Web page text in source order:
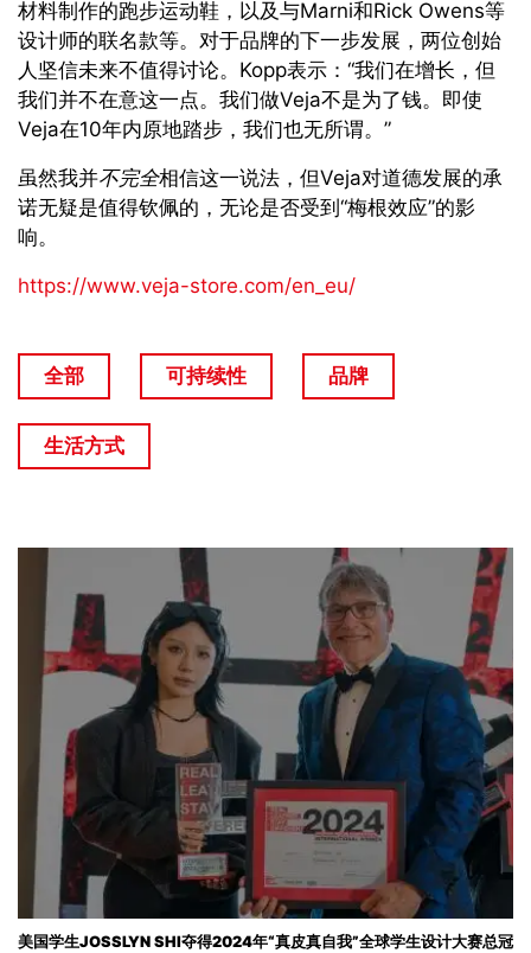
材料制作的跑步运动鞋，以及与Marni和Rick Owens等
设计师的联名款等。对于品牌的下一步发展，两位创始
人坚信未来不值得讨论。Kopp表示：“我们在增长，但
我们并不在意这一点。我们做Veja不是为了钱。即使
Veja在10年内原地踏步，我们也无所谓。”
虽然我并不完全相信这一说法，但Veja对道德发展的承
诺无疑是值得钦佩的，无论是否受到“梅根效应”的影
响。
https://www.veja-store.com/en_eu/
全部 可持续性 品牌
生活方式
美国学生JOSSLYN SHI夺得2024年“真皮真自我”全球学生设计大赛总冠